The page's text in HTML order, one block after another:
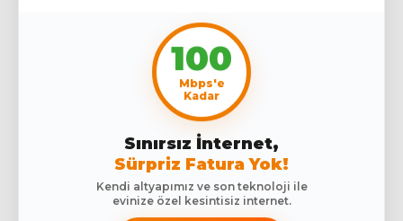
100
Mbps'e
Kadar
Sınırsız İnternet,
Sürpriz Fatura Yok!
Kendi altyapımız ve son teknoloji ile
evinize özel kesintisiz internet.